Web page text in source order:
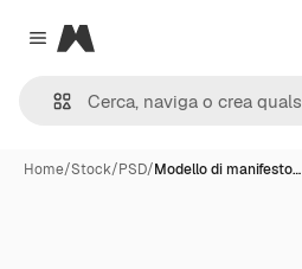
Close menu
Magnific
Home/Stock/PSD/Modello di manifesto…